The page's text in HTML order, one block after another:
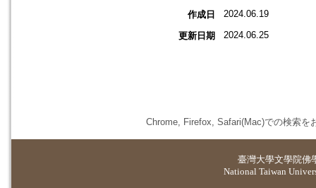
作成日 2024.06.19
更新日期 2024.06.25
Chrome, Firefox, Safari(Mac)での検索を
臺灣大學文學院佛
National Taiwan